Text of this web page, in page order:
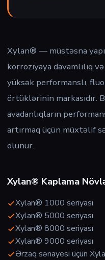
Xylan® — müstəsna
korroziyaya davamlılıq
yüksək performanslı,
örtüklərinin markasıdır.
avadanlıqların
artırmaq üçün müxtəlif
olunur.
Xylan® Kaplama
Xylan® 1000 seriyası
Xylan® 5000 seriyası
Xylan® 8000 seriyası
Xylan® 9000 seriyası
Ərzaq sənayesi üçün